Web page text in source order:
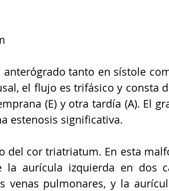
tanto en sístole
el flujo es trifásico y consta
(E) y otra tardía (A). El
estenosis significativa.
del cor triatriatum. En esta
la aurícula izquierda en dos
venas pulmonares, y la